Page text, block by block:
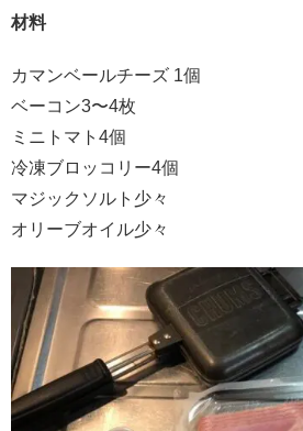
材料
カマンベールチーズ 1個
ベーコン3〜4枚
ミニトマト4個
冷凍ブロッコリー4個
マジックソルト少々
オリーブオイル少々